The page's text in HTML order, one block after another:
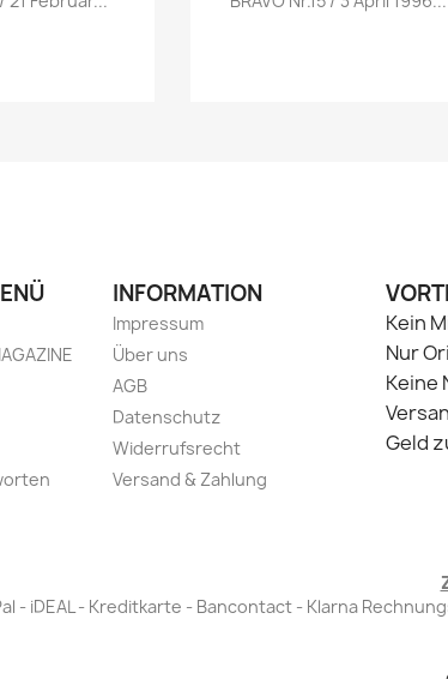
INFORMATION
Impressum
Über uns
AGB
Datenschutz
Widerrufsrecht
Versand & Zahlung
Kein
Nur
Keine
Geld
- iDEAL - Kreditkarte - Bancontact - Klarna